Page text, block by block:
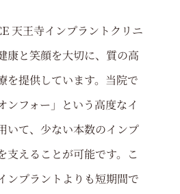
天王寺インプラントクリニ
康と笑顔を大切に、質の高
を提供しています。当院で
ンフォー」という高度なイ
いて、少ない本数のインプ
支えることが可能です。こ
ンプラントよりも短期間で